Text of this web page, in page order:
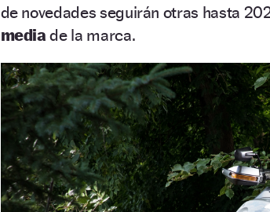
de novedades seguirán otras hasta
media de la marca.